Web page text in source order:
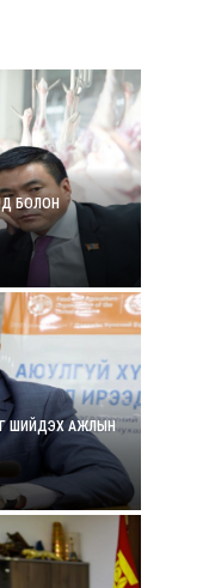
БОЛОН
ШИЙДЭХ АЖЛЫН